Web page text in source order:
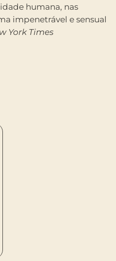
humana, nas
impenetrável e sensual
York Times